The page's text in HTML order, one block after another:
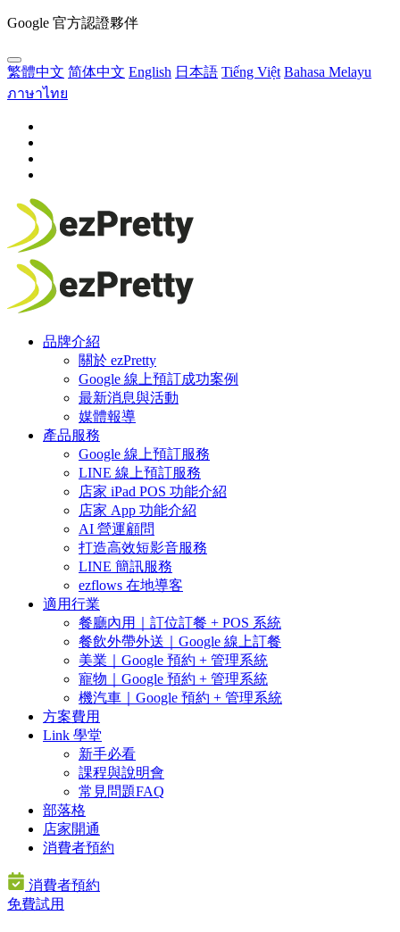
Google 官方認證夥伴
繁體中文 简体中文 English 日本語 Tiếng Việt Bahasa Melayu
ภาษาไทย
品牌介紹
關於 ezPretty
Google 線上預訂成功案例
最新消息與活動
媒體報導
產品服務
Google 線上預訂服務
LINE 線上預訂服務
店家 iPad POS 功能介紹
店家 App 功能介紹
AI 營運顧問
打造高效短影音服務
LINE 簡訊服務
ezflows 在地導客
適用行業
餐廳內用｜訂位訂餐 + POS 系統
餐飲外帶外送｜Google 線上訂餐
美業｜Google 預約 + 管理系統
寵物｜Google 預約 + 管理系統
機汽車｜Google 預約 + 管理系統
方案費用
Link 學堂
新手必看
課程與說明會
常見問題FAQ
部落格
店家開通
消費者預約
消費者預約
免費試用